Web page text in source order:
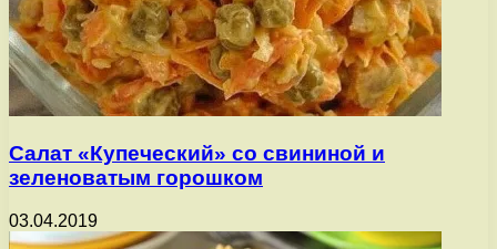
Салат «Купеческий» со свининой и
зеленоватым горошком
03.04.2019